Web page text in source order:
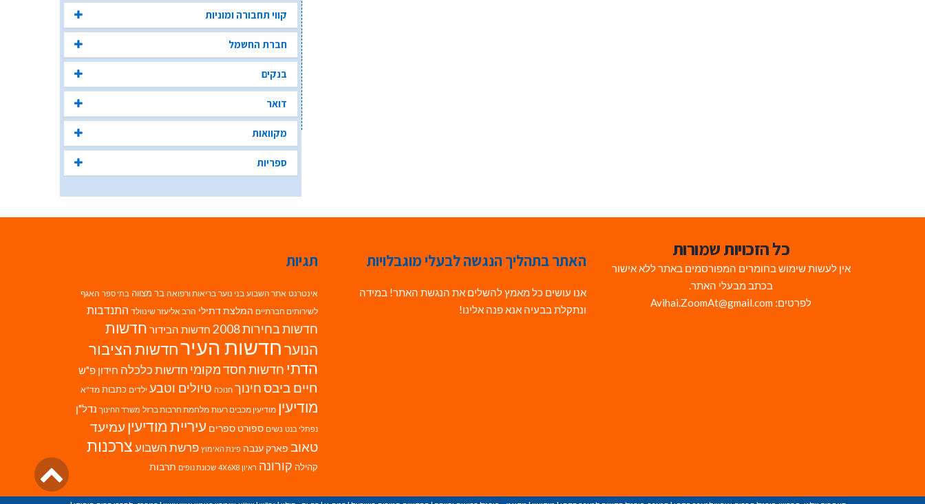
קווי תחבורה ומוניות
חברת החשמל
בנקים
דואר
מקוואות
ספריות
כל הזכויות שמורות
אין לעשות שימוש בחומרים המפורסמים באתר ללא אישור
בכתב מבעלי האתר.
לפרטים: Avihai.ZoomAt@gmail.com
האתר בתהליך הנגשה לבעלי מוגבלויות
אנו עושים כל מאמץ להשלים את הנגשת האתר! במידה
ונתקלת בבעיה אנא פנה אלינו!
תגיות
אינטרנט אתר השבוע בני נוער בריאות ורפואה בר מצווה בתי ספר האגף
לשירותים חברתיים המלצת דתילי הרב אליעזר שינוולד התנדבות
חדשות בחירות 2008 חדשות הבידור חדשות
הנוערחדשות העירחדשות הציבור
הדתי חדשות חסד מקומי חדשות כלכלה חידון פ"ש
חיים ביבסחינוך חנוכה טיולים וטבע ילדים כתבות מד"א
מודיעין מודיעין מכבים רעות מלחמת חרבות ברזל משרד החינוך נדל"ן
נפתלי בנט נשים ספורט ספרים עיריית מודיעין עמיעד
טאוב פארק ענבה פינת האימוץ פרשת השבועצרכנות
קהילה קורונה ראיון 4X6X8 שכונת נופים תרבות